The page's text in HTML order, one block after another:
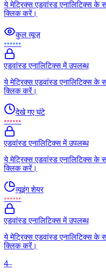
ये मेट्रिक्स एडवांस्ड एनालिटिक्स
क्लिक करें।
कुल व्यूज़
••••••
एडवांस्ड एनालिटिक्स में उपलब्ध
ये मेट्रिक्स एडवांस्ड एनालिटिक्स
क्लिक करें।
देखे गए घंटे
••••••
एडवांस्ड एनालिटिक्स में उपलब्ध
ये मेट्रिक्स एडवांस्ड एनालिटिक्स
क्लिक करें।
व्यूइंग शेयर
••••••
एडवांस्ड एनालिटिक्स में उपलब्ध
ये मेट्रिक्स एडवांस्ड एनालिटिक्स
क्लिक करें।
4–